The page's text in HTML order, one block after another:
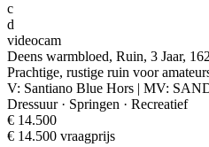
c
d
videocam
Deens warmbloed, Ruin, 3 Jaar,
Prachtige, rustige ruin voor
V: Santiano Blue Hors | MV:
Dressuur · Springen · Recreatief
€ 14.500
€ 14.500 vraagprijs